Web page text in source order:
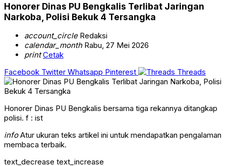
Honorer Dinas PU Bengkalis Terlibat Jaringan
Narkoba, Polisi Bekuk 4 Tersangka
account_circleRedaksi
calendar_monthRabu, 27 Mei 2026
print Cetak
Facebook Twitter Whatsapp Pinterest Threads
Honorer Dinas PU Bengkalis bersama tiga rekannya ditangkap
polisi. f : ist
infoAtur ukuran teks artikel ini untuk mendapatkan pengalaman
membaca terbaik.
text_decrease text_increase